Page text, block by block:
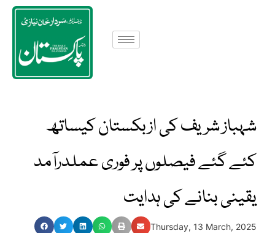
شہباز شریف کی ازبکستان کیساتھ
کئے گئے فیصلوں پر فوری عملدرآمد
یقینی بنانے کی ہدایت
Thursday, 13 March, 2025